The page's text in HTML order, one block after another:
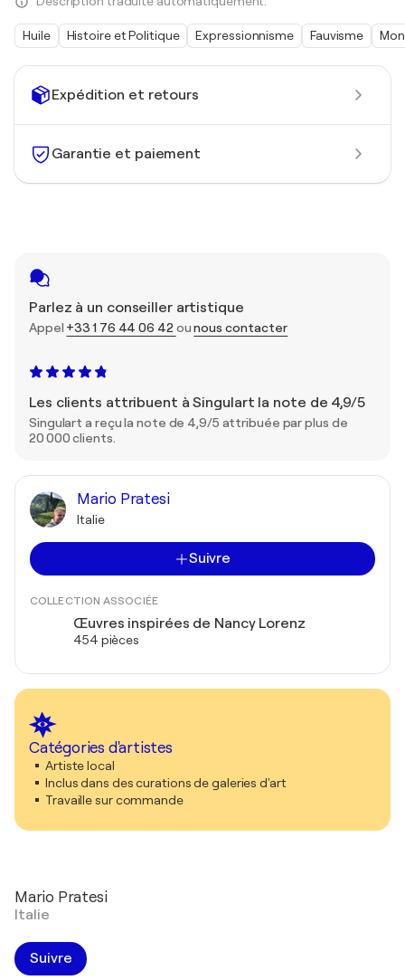
Expédition et retours
Garantie et paiement
Parlez à un conseiller artistique
Appel +33 1 76 44 06 42ounous contacter
Les clients attribuent à Singulart la note de 4,9/5
Singulart a reçu la note de 4,9/5 attribuée par plus de
20 000 clients.
Mario Pratesi
Italie
Suivre
COLLECTION ASSOCIÉE
Œuvres inspirées de Nancy Lorenz
454 pièces
Catégories d'artistes
Artiste local
Inclus dans des curations de galeries d'art
Travaille sur commande
Huile Histoire et Politique Expressionnisme Fauvisme
Mario Pratesi
Italie
Suivre